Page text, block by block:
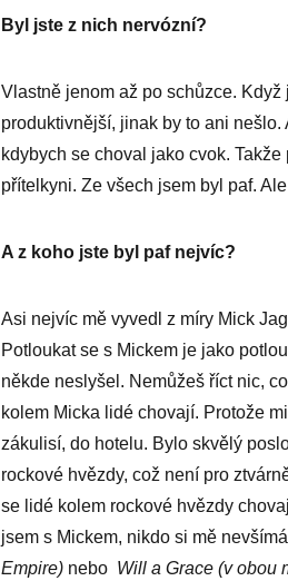
Byl jste z nich nervózní?
Vlastně jenom až po schůzce.
produktivnější, jinak by to ani
kdybych se choval jako cvok.
přítelkyni. Ze všech jsem byl paf.
A z koho jste byl paf nejvíc?
Asi nejvíc mě vyvedl z míry Mick
Potloukat se s Mickem je jako
někde neslyšel. Nemůžeš říct nic,
kolem Micka lidé chovají. Protože
zákulisí, do hotelu. Bylo skvělý
rockové hvězdy, což není pro
se lidé kolem rockové hvězdy
jsem s Mickem, nikdo si mě
Empire) nebo Will a Grace (v obou